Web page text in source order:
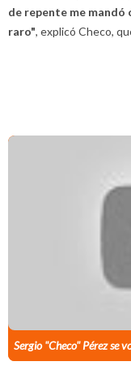
de repente me mandó
raro", explicó Checo,
Sergio "Checo" Pérez se